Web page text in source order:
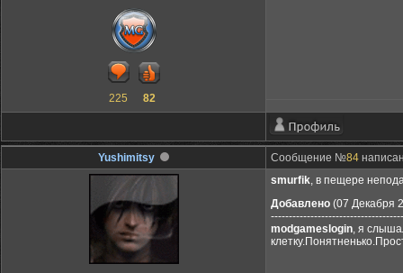
225 82
Yushimitsy Сообщение №84
smurfik, в пещере
Добавлено (07 Декабря
modgameslogin, я